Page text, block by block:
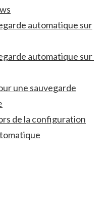
automatique sur
automatique⁢ sur
une⁣ sauvegarde
de la ‌configuration